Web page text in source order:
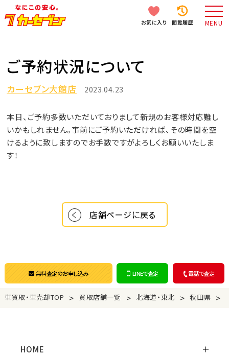
無料査定のお申し込み LINEで査定 電話で査定
お気に入り 閲覧履歴 MENU
ご予約状況について
カーセブン大館店 2023.04.23
本日、ご予約多数いただいておりまして新規のお客様対応難し
いかもしれません。事前にご予約いただければ、その時間を空
けるように致しますのでお手数ですがよろしくお願いいたしま
す！
店舗ページに戻る
車買取・車売却TOP > 買取店舗一覧 > 北海道・東北 > 秋田県 >
HOME